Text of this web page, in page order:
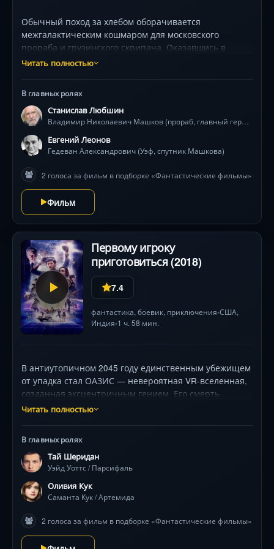
Обычный поход за хлебом оборачивается
межгалактическим кошмаром для московского
прораба и грузинского скрипача. Оказавшись в
адской пустыне планеты Плюк, герои обнаруживают
превращают в куст, а за спичку (КЦ) готовы убить. С
помощью колоритных аборигенов —
философствующего чатланина и меланхоличного
пацака — земляне мастерят побег, поют на
«гастролях» душераздирающую «Маму, мама...» и
«гравицаппа». Но самое опасное — властный
Эцилопп с транклюкатором, готовый отправить их в
вечный эцих.
Читать полностью
В главных ролях
Станислав Любшин
Владимир Николаевич Машков (прораб, главный герой)
Евгений Леонов
Гедеван Александрович (Уэф, спутник Машкова)
2 голоса за фильм в подборке «Фантастические фильмы»
Фильм
Первому игроку
приготовиться (2018)
7.4
фантастика, боевик, приключения•США,
Индия•1 ч. 58 мин.
В антиутопичном 2045 году единственным убежищем
от упадка стал ОАЗИС — невероятная VR-вселенная,
созданная эксцентричным гением. Его смерть
запускает глобальную игру: три хитроумных ключа,
власти. На кону — судьба виртуального рая. Юный
аутсайдер (Тай Шеридан) и его таинственная
союзница (Оливия Кук) первыми находят зацепку, но
за ними по пятам идут безжалостные корпоративные
наемники во главе с харизматичным злодеем (Бен
Королем Конгом, леденящие душу лабиринты,
воссозданные по культовым фильмам, и эпические
Читать полностью
В главных ролях
Тай Шеридан
Уэйд Уоттс / Парсифаль
Оливия Кук
Саманта Кук / Артемида
2 голоса за фильм в подборке «Фантастические фильмы»